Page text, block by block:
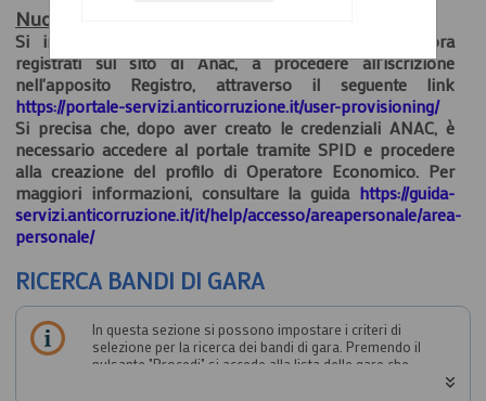
Nuovo Servizio di Registrazione utenti ANAC
Si invitano tutti gli operatori economici non ancora
registrati sul sito di Anac, a procedere all'iscrizione
nell'apposito Registro, attraverso il seguente link
https://portale-servizi.anticorruzione.it/user-provisioning/
Si precisa che, dopo aver creato le credenziali ANAC, è
necessario accedere al portale tramite SPID e procedere
alla creazione del profilo di Operatore Economico. Per
maggiori informazioni, consultare la guida https://guida-
servizi.anticorruzione.it/it/help/accesso/areapersonale/area-
personale/
RICERCA BANDI DI GARA
In questa sezione si possono impostare i criteri di
selezione per la ricerca dei bandi di gara. Premendo il
pulsante "Procedi" si accede alla lista delle gare che